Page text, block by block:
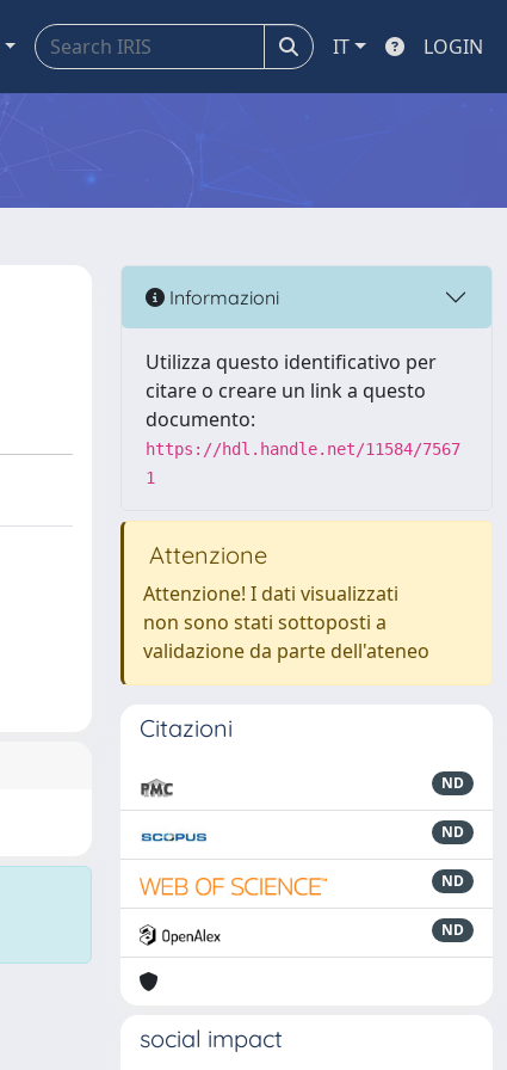
IT LOGIN
Informazioni
Utilizza questo identificativo per
citare o creare un link a questo
documento:
https://hdl.handle.net/11584/7567
1
Attenzione
Attenzione! I dati visualizzati
non sono stati sottoposti a
validazione da parte dell'ateneo
Citazioni
ND
ND
ND
ND
social impact